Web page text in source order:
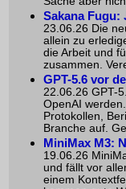
Sakana Fugu:
23.06.26 Die
allein zu
die Arbeit und
zusammen.
GPT-5.6 vor
22.06.26 GPT-
OpenAI
Protokollen,
Branche auf.
MiniMax M3:
19.06.26
und fällt vor
einem